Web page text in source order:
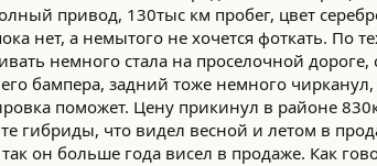
привод, 130тыс км пробег, цвет
нет, а немытого не хочется фоткать. По
немного стала на проселочной дороге,
бампера, задний тоже немного
поможет. Цену прикинул в районе
гибриды, что видел весной и летом в
он больше года висел в продаже. Как